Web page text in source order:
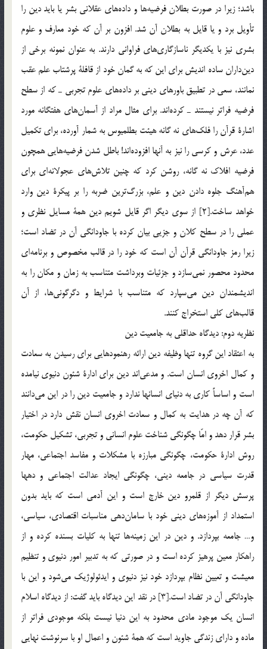
باشد؛ زيرا در صورت بطلان فرضيه‌ها و داده‌هاي عقلاني بشر يا بايد دين را
تأويل برد و يا قايل به بطلان آن شد. افزون بر آن كه خود معارف و علوم
بشري نيز با يكديگر ناسازگاري‌هاي فراواني دارند. به عنوان نمونه برخي از
دين‌داران ساده انديش براي اين كه به گمان خود از قافلة پرشتاب علم عقب
نمانند، سعي در تطبيق باورهاي ديني بر داده‌هاي علوم تجربي ـ كه از سطح
فرضيه فراتر نيستند ـ كرده‌اند. براي مثال مراد از آسمان‌هاي هفتگانه مورد
اشارة قرآن را فلك‌هاي نه گانه هيئت بطلميوس به شمار آورده، براي تكميل
عدد، عرش و كرسي را نيز به آنها افزوده‌اند! باطل شدن فرضيه‌هايي همچون
فرضيه افلاك نه گانه، روشن كرد كه چنين تلاش‌هاي عجولانه‌اي براي
هم‌آهنگ جلوه دادن دين و علم، بزرگ‌ترين ضربه را بر پيكرة دين وارد
خواهد ساخت.[2] از سوي ديگر اگر قايل شويم دين همة مسايل نظري و
عملي را در سطح كلان و جزيي بيان كرده با جاودانگي آن در تضاد است؛
زيرا رمز جاودانگي قرآن آن است كه خود را در قالب مخصوص و برنامه‌اي
محدود محصور نمي‌سازد و جزئيات وبرداشت متناسب به زمان و مكان را به
انديشمندان دين مي‌سپارد كه متناسب با شرايط و دگرگوني‌ها، از آن
قالب‌هاي كلي استخراج كنند.
نظريه دوم: ديدگاه حداقلي به جامعيت دين
به اعتقاد اين گروه تنها وظيفه دين ارائه رهنمودهايي براي رسيدن به سعادت
و كمال اخروي انسان است. و مدعي‌اند دين براي ادارة شئون دنيوي نيامده
است و اساساً كاري به دنياي انسانها ندارد و جامعيت دين را در اين مي‌دانند
كه آن چه در هدايت به كمال و سعادت اخروي انسان نقش دارد در اختيار
بشر قرار دهد و امّا چگونگي شناخت علوم انساني و تجربي، تشكيل حكومت،
روش ادارة حكومت، چگونگي مبارزه با مشكلات و مفاسد اجتماعي، مهار
قدرت سياسي در جامعه ديني، چگونگي ايجاد عدالت اجتماعي و دهها
پرسش ديگر از قلمرو دين خارج است و اين آدمي است كه بايد بدون
استمداد از آموزه‌هاي ديني خود با سامان‌دهي مناسبات اقتصادي، سياسي،
و… جامعه بپردازد. و دين در اين زمينه‌ها تنها به كليات بسنده كرده و از
راهكار معين پرهيز كرده است و در صورتي كه به تدبير امور دنيوي و تنظيم
معيشت و تعيين نظام بپردازد خود نيز دنيوي و ايدئولوژيك مي‌شود و اين با
جاودانگي آن در تضاد است.[3] در نقد اين ديدگاه بايد گفت: از ديدگاه اسلام
انسان يك موجود مادي محدود به اين دنيا نيست بلكه موجودي فراتر از
ماده و داراي زندگي جاويد است كه همة شئون و اعمال او با سرنوشت نهايي